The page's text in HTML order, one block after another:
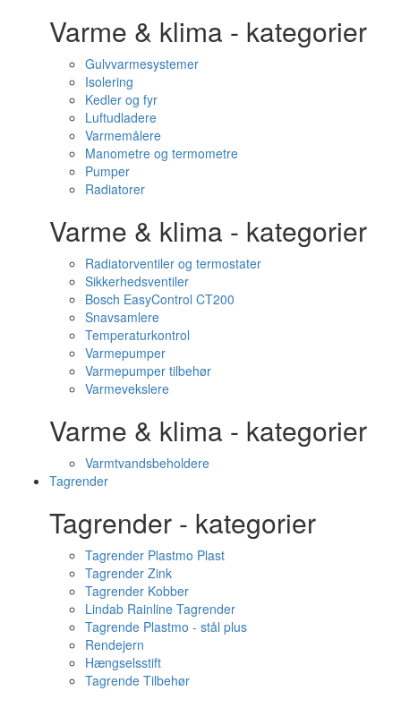
Varme & klima - kategorier
Gulvvarmesystemer
Isolering
Kedler og fyr
Luftudladere
Varmemålere
Manometre og termometre
Pumper
Radiatorer
Varme & klima - kategorier
Radiatorventiler og termostater
Sikkerhedsventiler
Bosch EasyControl CT200
Snavsamlere
Temperaturkontrol
Varmepumper
Varmepumper tilbehør
Varmevekslere
Varme & klima - kategorier
Varmtvandsbeholdere
Tagrender
Tagrender - kategorier
Tagrender Plastmo Plast
Tagrender Zink
Tagrender Kobber
Lindab Rainline Tagrender
Tagrende Plastmo - stål plus
Rendejern
Hængselsstift
Tagrende Tilbehør